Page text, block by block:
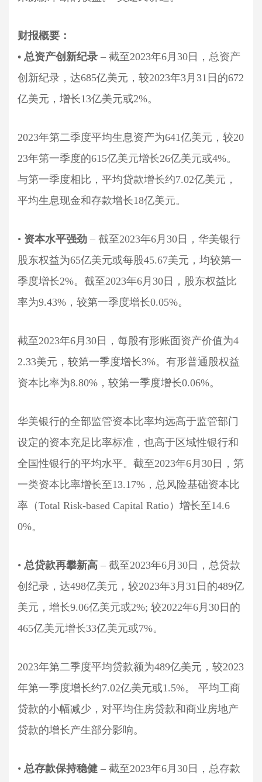
财报概要：
• 总资产创新纪录 – 截至2023年6月30日，总资产
创新纪录，达685亿美元，较2023年3月31日的672
亿美元，增长13亿美元或2%。
2023年第二季度平均生息资产为641亿美元，较20
23年第一季度的615亿美元增长26亿美元或4%。
与第一季度相比，平均贷款增长约7.02亿美元，
平均生息现金和存款增长18亿美元。
• 资本水平强劲 – 截至2023年6月30日，华美银行
股东权益为65亿美元或每股45.67美元，均较第一
季度增长2%。截至2023年6月30日，股东权益比
率为9.43%，较第一季度增长0.05%。
截至2023年6月30日，每股有形账面资产价值为4
2.33美元，较第一季度增长3%。有形普通股权益
资本比率为8.80%，较第一季度增长0.06%。
华美银行的全部监管资本比率均远高于监管部门
设定的资本充足比率标准，也高于区域性银行和
全国性银行的平均水平。截至2023年6月30日，第
一类资本比率增长至13.17%，总风险基础资本比
率（Total Risk-based Capital Ratio）增长至14.6
0%。
• 总贷款再攀新高 – 截至2023年6月30日，总贷款
创纪录，达498亿美元，较2023年3月31日的489亿
美元，增长9.06亿美元或2%; 较2022年6月30日的
465亿美元增长33亿美元或7%。
2023年第二季度平均贷款额为489亿美元，较2023
年第一季度增长约7.02亿美元或1.5%。 平均工商
贷款的小幅减少，对平均住房贷款和商业房地产
贷款的增长产生部分影响。
• 总存款保持稳健 – 截至2023年6月30日，总存款